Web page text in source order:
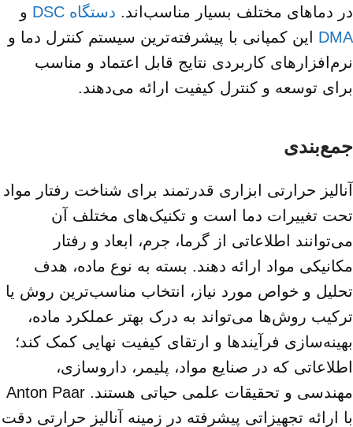
در دماهای مختلف بسیار مناسب‌اند. دستگاه DSC
و
DMA این کمپانی با پیشرفته‌ترین سیستم کنترل دما و
نرم‌افزارهای کاربردی نتایج قابل اعتماد و مناسب
برای توسعه و کنترل کیفیت ارائه می‌دهند.
جمع‌بندی
آنالیز حرارتی ابزاری قدرتمند برای شناخت رفتار مواد
تحت تغییرات دما است و تکنیک‌های مختلف آن
می‌توانند اطلاعاتی از گرما، جرم، ابعاد و رفتار
مکانیکی مواد ارائه دهند. بسته به نوع ماده، هدف
تحلیل و خواص مورد نیاز، انتخاب مناسب‌ترین روش یا
ترکیب روش‌ها می‌تواند به درک بهتر عملکرد ماده،
بهینه‌سازی فرآیندها و ارتقای کیفیت نهایی کمک کند؛
اطلاعاتی که در صنایع مواد، پلیمر، داروسازی،
مهندسی و تحقیقات علمی حیاتی هستند. Anton Paar
با ارائه تجهیزاتی پیشرفته در زمینه آنالیز حرارتی دقت